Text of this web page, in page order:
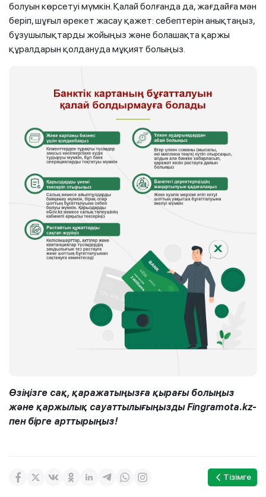
болуын көрсетуі мүмкін. Қалай болғанда да, жағдайға мән
беріп, шұғыл әрекет жасау қажет: себептерін анықтаңыз,
бұзушылықтарды жойыңыз және болашақта қаржы
құралдарын қолдануда мұқият болыңыз.
Өзіңізге сақ, қаражатыңызға қырағы болыңыз
және қаржылық сауаттылығыңызды Fingramota.kz-
пен бірге арттырыңыз!
Тізімге